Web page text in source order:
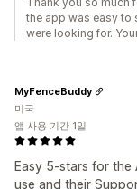
the app was easy to
were looking for.
Easy 5-stars for
use and their
MyFenceBuddy
미국
앱 사용 기간 1일